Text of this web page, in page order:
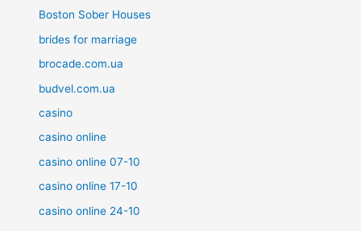
Boston Sober Houses
brides for marriage
brocade.com.ua
budvel.com.ua
casino
casino online
casino online 07-10
casino online 17-10
casino online 24-10